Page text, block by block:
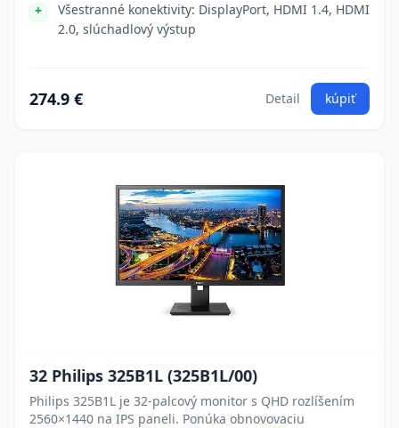
Všestranné konektivity: DisplayPort, HDMI 1.4, HDMI
2.0, slúchadlový výstup
274.9 € Detail kúpiť
32 Philips 325B1L (325B1L/00)
Philips 325B1L je 32-palcový monitor s QHD rozlíšením
2560×1440 na IPS paneli. Ponúka obnovovaciu